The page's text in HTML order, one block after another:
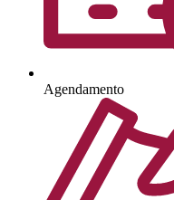
Agendamento